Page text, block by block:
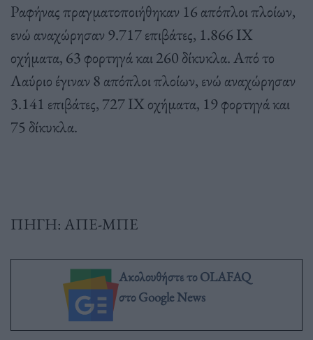
Ραφήνας πραγματοποιήθηκαν 16 απόπλοι πλοίων,
ενώ αναχώρησαν 9.717 επιβάτες, 1.866 ΙΧ
οχήματα, 63 φορτηγά και 260 δίκυκλα. Από το
Λαύριο έγιναν 8 απόπλοι πλοίων, ενώ αναχώρησαν
3.141 επιβάτες, 727 ΙΧ οχήματα, 19 φορτηγά και
75 δίκυκλα.
ΠΗΓΗ: ΑΠΕ-ΜΠΕ
Ακολουθήστε το OLAFAQ
στο Google News